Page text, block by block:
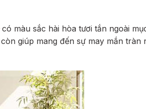
có màu sắc hài hòa tươi tắn ngoài
giúp mang đến sự may mắn tràn